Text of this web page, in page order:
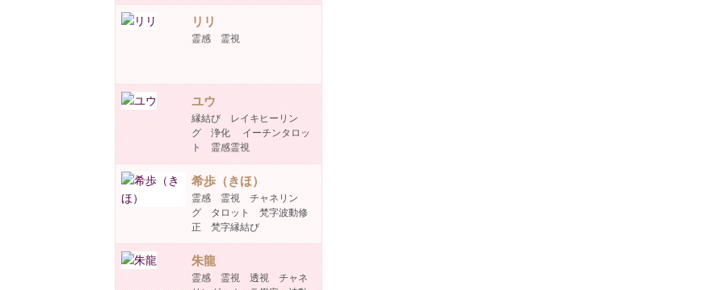
リリ
霊感 霊視
ユウ
縁結び レイキヒーリン
グ 浄化 イーチンタロッ
ト 霊感霊視
希歩（きほ）
霊感 霊視 チャネリン
グ タロット 梵字波動修
正 梵字縁結び
朱龍
霊感 霊視 透視 チャネ